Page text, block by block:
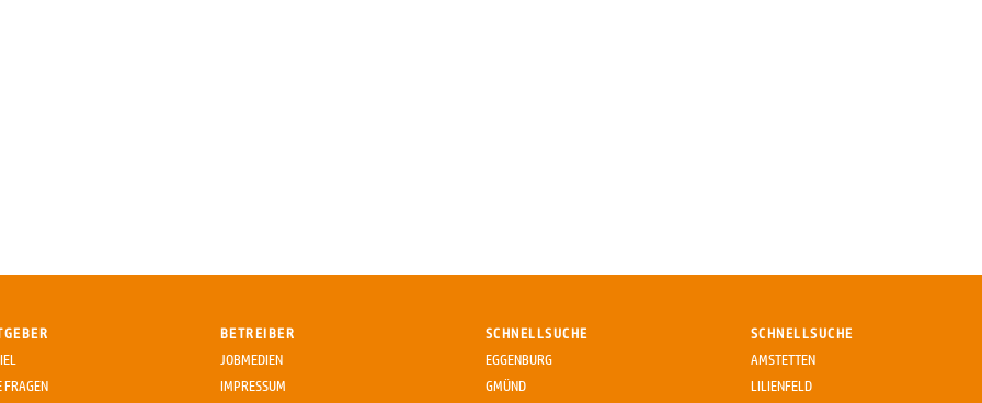
FRAGEN
BETREIBER
JOBMEDIEN
IMPRESSUM
SCHNELLSUCHE
EGGENBURG
GMÜND
SCHNELLSUCHE
AMSTETTEN
LILIENFELD